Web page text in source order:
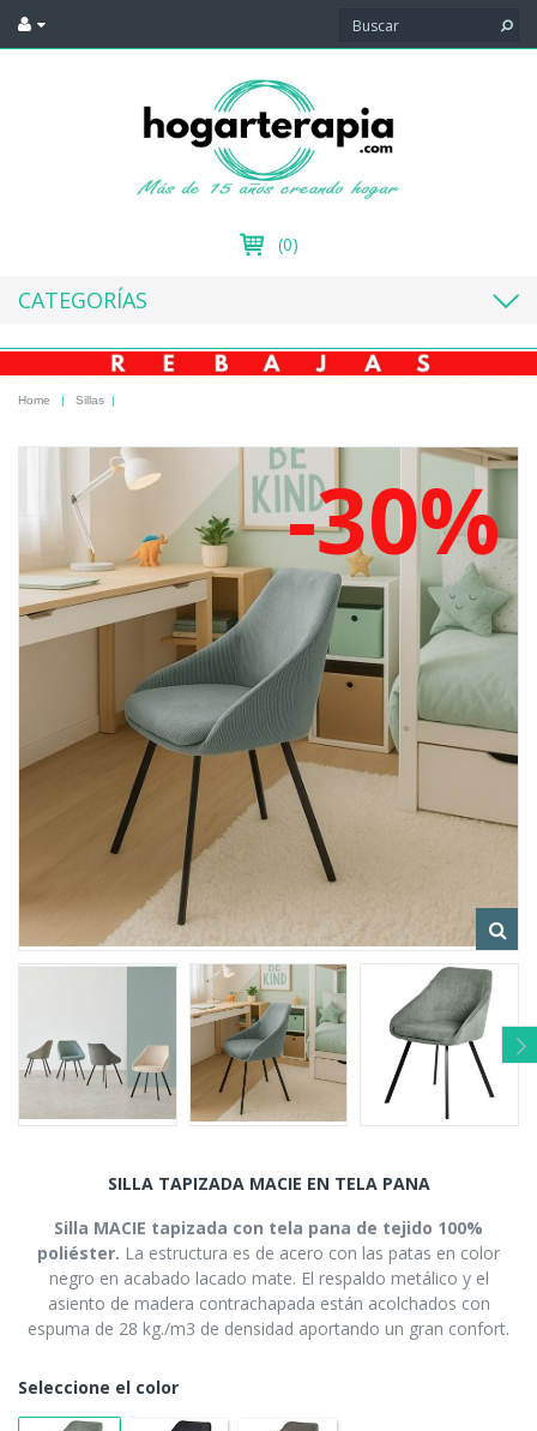
(0)
CATEGORÍAS
Home | Sillas |
-30%
SILLA TAPIZADA MACIE EN TELA PANA
Silla MACIE tapizada con tela pana de tejido 100%
poliéster. La estructura es de acero con las patas en color
negro en acabado lacado mate. El respaldo metálico y el
asiento de madera contrachapada están acolchados con
espuma de 28 kg./m3 de densidad aportando un gran confort.
Seleccione el color